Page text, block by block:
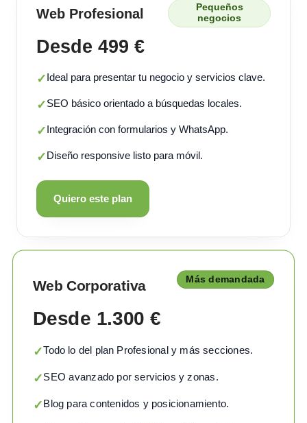
Web Profesional
Pequeños
negocios
Desde 499 €
✓Ideal para presentar tu negocio y servicios clave.
✓SEO básico orientado a búsquedas locales.
✓Integración con formularios y WhatsApp.
✓Diseño responsive listo para móvil.
Quiero este plan
Web Corporativa Más demandada
Desde 1.300 €
✓Todo lo del plan Profesional y más secciones.
✓SEO avanzado por servicios y zonas.
✓Blog para contenidos y posicionamiento.